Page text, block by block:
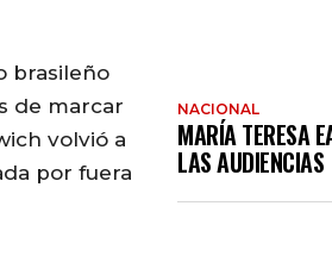
brasileño
de marcar
volvió a
por fuera
NACIONAL
MARÍA TERESA
LAS AUDIENCIAS